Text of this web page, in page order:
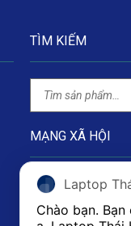
TÌM KIẾM
MẠNG XÃ HỘI
Laptop
Chào bạn.